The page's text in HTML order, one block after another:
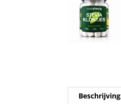
Beschrijving